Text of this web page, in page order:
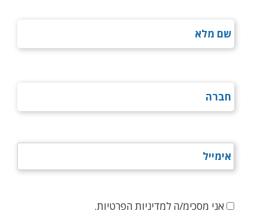
אני מסכימ/ה למדיניות הפרטיות.